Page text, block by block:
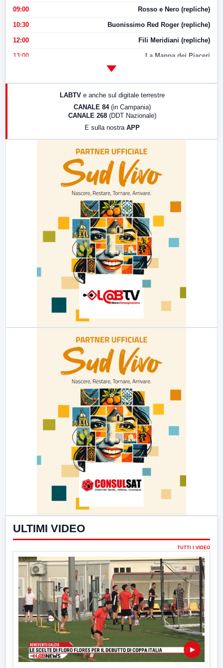
09:00 Rosso e Nero (repliche)
10:30 Buonissimo Red Roger (repliche)
12:00 Fili Meridiani (repliche)
13:00 La Mappa dei Piaceri
LABTV e anche sul digitale terrestre
CANALE 84 (in Campania)
CANALE 268 (DDT Nazionale)
E sulla nostra APP
ULTIMI VIDEO
TUTTI I VIDEO
▶